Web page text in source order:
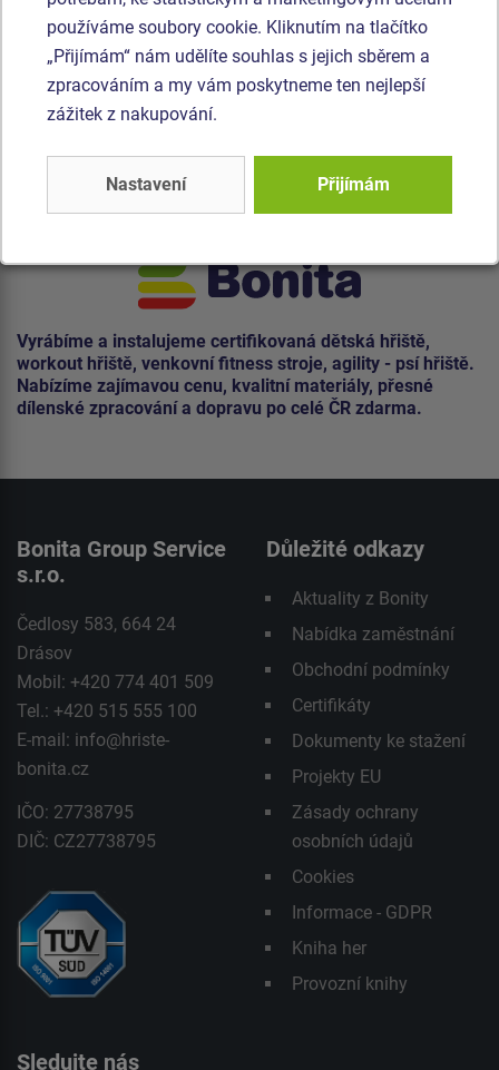
Vyrábíme a instalujeme certifikovaná dětská hřiště,
workout hřiště, venkovní fitness stroje, agility - psí hřiště.
Nabízíme zajímavou cenu, kvalitní materiály, přesné
dílenské zpracování a dopravu po celé ČR zdarma.
Bonita Group Service
s.r.o.
Čedlosy 583, 664 24
Drásov
Mobil: +420 774 401 509
Tel.: +420 515 555 100
E-mail: info@hriste-
bonita.cz
IČO: 27738795
DIČ: CZ27738795
Důležité odkazy
Aktuality z Bonity
Nabídka zaměstnání
Obchodní podmínky
Certifikáty
Dokumenty ke stažení
Projekty EU
Zásady ochrany
osobních údajů
Cookies
Informace - GDPR
Kniha her
Provozní knihy
Sledujte nás
používáme soubory cookie. Kliknutím na tlačítko
„Přijímám“ nám udělíte souhlas s jejich sběrem a
zpracováním a my vám poskytneme ten nejlepší
zážitek z nakupování.
Nastavení Přijímám